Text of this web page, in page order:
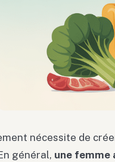
nécessite de
général, une femme